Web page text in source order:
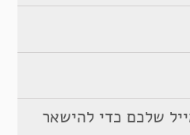
שלכם כדי להישאר